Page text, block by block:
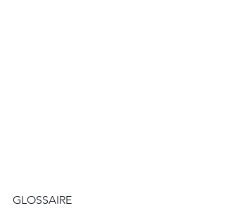
GLOSSAIRE